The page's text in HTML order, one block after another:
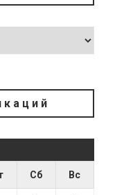
Сб Вс